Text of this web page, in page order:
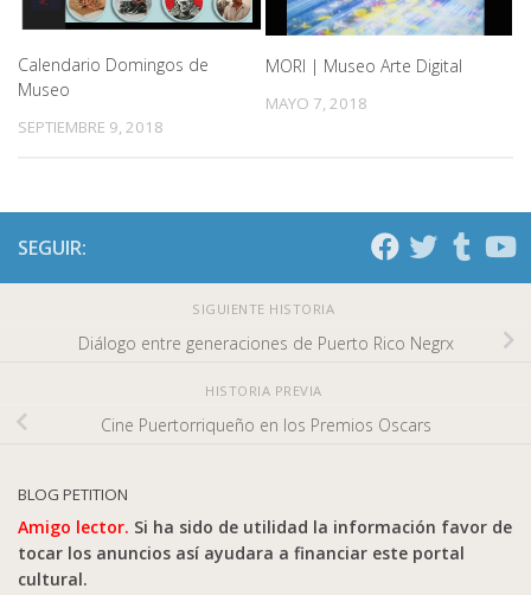
Calendario Domingos de
Museo
SEPTIEMBRE 9, 2018
MORI | Museo Arte Digital
MAYO 7, 2018
SEGUIR:
SIGUIENTE HISTORIA
Diálogo entre generaciones de Puerto Rico Negrx
HISTORIA PREVIA
Cine Puertorriqueño en los Premios Oscars
BLOG PETITION
Amigo lector. Si ha sido de utilidad la información favor de
tocar los anuncios así ayudara a financiar este portal
cultural.